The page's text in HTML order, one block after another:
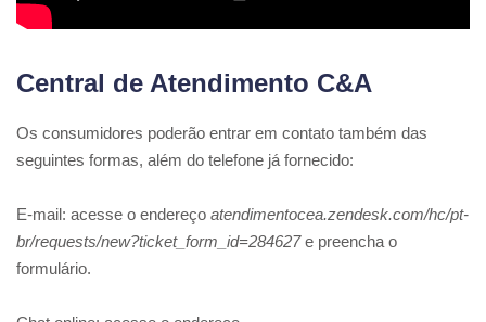
Central de Atendimento C&A
Os consumidores poderão entrar em contato também das
seguintes formas, além do telefone já fornecido:
E-mail: acesse o endereço atendimentocea.zendesk.com/hc/pt-
br/requests/new?ticket_form_id=284627e preencha o
formulário.